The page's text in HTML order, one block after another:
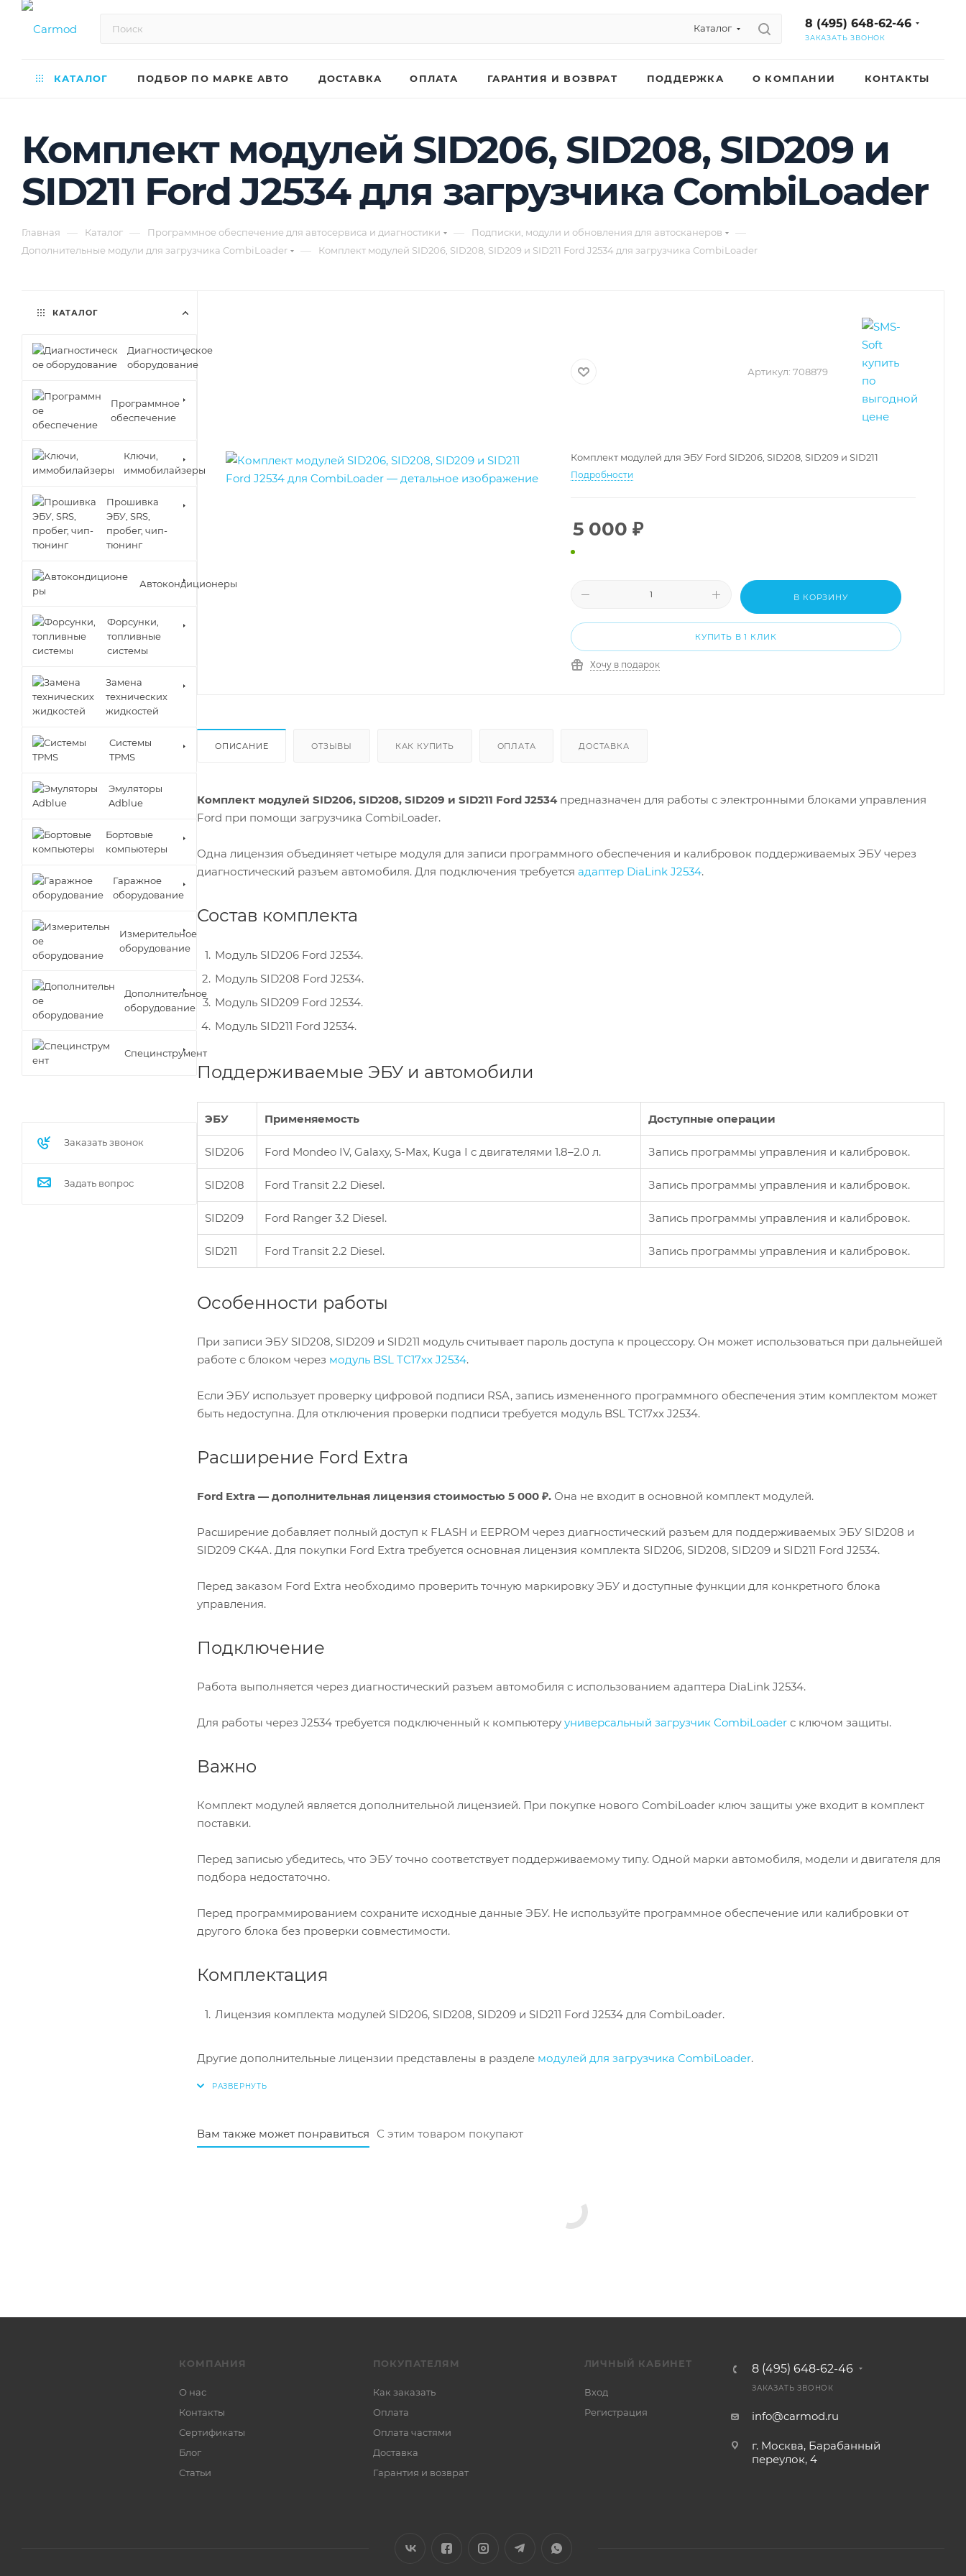
Каталог 8 (495) 648-62-46
ЗАКАЗАТЬ ЗВОНОК
КАТАЛОГ ПОДБОР ПО МАРКЕ АВТО ДОСТАВКА ОПЛАТА ГАРАНТИЯ И ВОЗВРАТ ПОДДЕРЖКА О КОМПАНИИ КОНТАКТЫ
Комплект модулей SID206, SID208, SID209 и
SID211 Ford J2534 для загрузчика CombiLoader
Главная — Каталог — Программное обеспечение для автосервиса и диагностики — Подписки, модули и обновления для автосканеров —
Дополнительные модули для загрузчика CombiLoader — Комплект модулей SID206, SID208, SID209 и SID211 Ford J2534 для загрузчика CombiLoader
Артикул: 708879
Комплект модулей для ЭБУ Ford SID206, SID208, SID209 и SID211
Подробности
5 000 ₽
В КОРЗИНУ
КУПИТЬ В 1 КЛИК
Хочу в подарок
ОПИСАНИЕ ОТЗЫВЫ КАК КУПИТЬ ОПЛАТА ДОСТАВКА
Комплект модулей SID206, SID208, SID209 и SID211 Ford J2534предназначен для работы с электронными блоками управления
Ford при помощи загрузчика CombiLoader.
Одна лицензия объединяет четыре модуля для записи программного обеспечения и калибровок поддерживаемых ЭБУ через
диагностический разъем автомобиля. Для подключения требуется адаптер DiaLink J2534.
Состав комплекта
Модуль SID206 Ford J2534.
Модуль SID208 Ford J2534.
Модуль SID209 Ford J2534.
Модуль SID211 Ford J2534.
Поддерживаемые ЭБУ и автомобили
ЭБУ Применяемость Доступные операции
SID206 Ford Mondeo IV, Galaxy, S-Max, Kuga I с двигателями 1.8–2.0 л. Запись программы управления и калибровок.
SID208 Ford Transit 2.2 Diesel. Запись программы управления и калибровок.
SID209 Ford Ranger 3.2 Diesel. Запись программы управления и калибровок.
SID211 Ford Transit 2.2 Diesel. Запись программы управления и калибровок.
Особенности работы
При записи ЭБУ SID208, SID209 и SID211 модуль считывает пароль доступа к процессору. Он может использоваться при дальнейшей
работе с блоком через модуль BSL TC17xx J2534.
Если ЭБУ использует проверку цифровой подписи RSA, запись измененного программного обеспечения этим комплектом может
быть недоступна. Для отключения проверки подписи требуется модуль BSL TC17xx J2534.
Расширение Ford Extra
Ford Extra — дополнительная лицензия стоимостью 5 000 ₽. Она не входит в основной комплект модулей.
Расширение добавляет полный доступ к FLASH и EEPROM через диагностический разъем для поддерживаемых ЭБУ SID208 и
SID209 CK4A. Для покупки Ford Extra требуется основная лицензия комплекта SID206, SID208, SID209 и SID211 Ford J2534.
Перед заказом Ford Extra необходимо проверить точную маркировку ЭБУ и доступные функции для конкретного блока
управления.
Подключение
Работа выполняется через диагностический разъем автомобиля с использованием адаптера DiaLink J2534.
Для работы через J2534 требуется подключенный к компьютеру универсальный загрузчик CombiLoader с ключом защиты.
Важно
Комплект модулей является дополнительной лицензией. При покупке нового CombiLoader ключ защиты уже входит в комплект
поставки.
Перед записью убедитесь, что ЭБУ точно соответствует поддерживаемому типу. Одной марки автомобиля, модели и двигателя для
подбора недостаточно.
Перед программированием сохраните исходные данные ЭБУ. Не используйте программное обеспечение или калибровки от
другого блока без проверки совместимости.
Комплектация
Лицензия комплекта модулей SID206, SID208, SID209 и SID211 Ford J2534 для CombiLoader.
Другие дополнительные лицензии представлены в разделе модулей для загрузчика CombiLoader.
Вам также может понравиться С этим товаром покупают
КАТАЛОГ
Диагностическое
оборудование
Программное
обеспечение
Ключи,
иммобилайзеры
Прошивка
ЭБУ, SRS,
пробег, чип-
тюнинг
Автокондиционеры
Форсунки,
топливные
системы
Замена
технических
жидкостей
Cистемы
TPMS
Эмуляторы
Adblue
Бортовые
компьютеры
Гаражное
оборудование
Измерительное
оборудование
Дополнительное
оборудование
Специнструмент
Заказать звонок
Задать вопрос
КОМПАНИЯ
О нас
Контакты
Сертификаты
Блог
Статьи
ПОКУПАТЕЛЯМ
Как заказать
Оплата
Оплата частями
Доставка
Гарантия и возврат
ЛИЧНЫЙ КАБИНЕТ
Вход
Регистрация
8 (495) 648-62-46
ЗАКАЗАТЬ ЗВОНОК
info@carmod.ru
г. Москва, Барабанный
переулок, 4